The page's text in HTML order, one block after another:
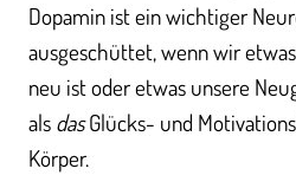
Dopamin ist ein wichtiger
ausgeschüttet, wenn wir
neu ist oder etwas unsere
als dasGlücks- und
Körper.